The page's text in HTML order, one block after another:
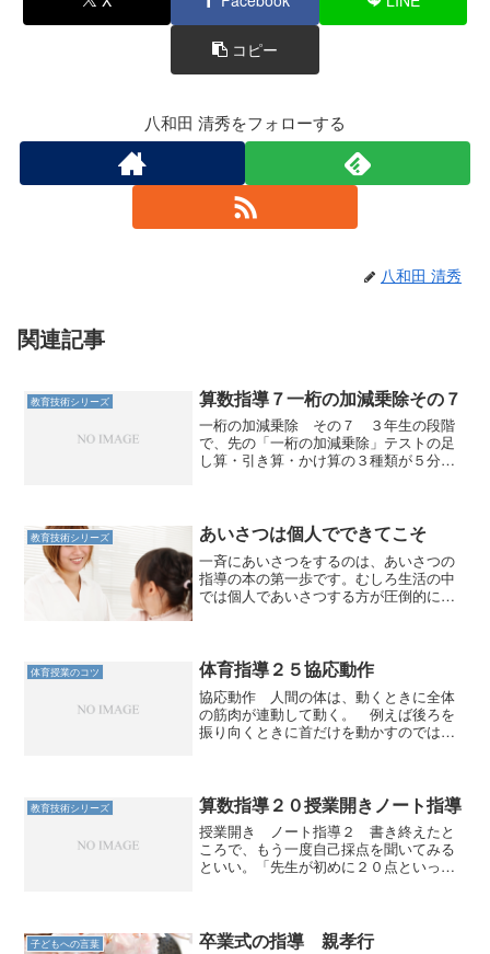
o コピー
八和田 清秀をフォローする
八和田 清秀
関連記事
教育技術シリーズ 算数指導７一桁の加減乗除その７
一桁の加減乗除 その７ ３年生の段階
で、先の「一桁の加減乗除」テストの足
し算・引き算・かけ算の３種類が５分で
こまめに子どもたちに対応...
教育技術シリーズ あいさつは個人でできてこそ
一斉にあいさつをするのは、あいさつの
指導の本の第一歩です。むしろ生活の中
では個人であいさつする方が圧倒的に多
体育授業のコツ 体育指導２５協応動作
協応動作 人間の体は、動くときに全体
の筋肉が連動して動く。 例えば後ろを
振り向くときに首だけを動かすのではな
何気ない動作だけでなく、...
教育技術シリーズ 算数指導２０授業開きノート指導
授業開き ノート指導２ 書き終えたと
ころで、もう一度自己採点を聞いてみる
といい。「先生が初めに２０点といった
間は自分で書きながら、書...
子どもへの言葉 卒業式の指導 親孝行